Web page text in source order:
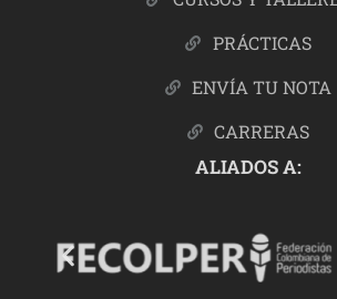
PRÁCTICAS
ENVÍA TU NOTA
CARRERAS
ALIADOS A: